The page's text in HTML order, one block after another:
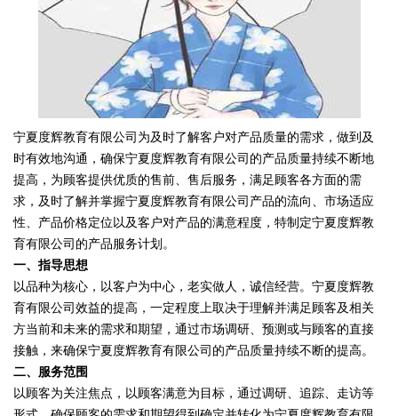
宁夏度辉教育有限公司为及时了解客户对产品质量的需求，做到及
时有效地沟通，确保宁夏度辉教育有限公司的产品质量持续不断地
提高，为顾客提供优质的售前、售后服务，满足顾客各方面的需
求，及时了解并掌握宁夏度辉教育有限公司产品的流向、市场适应
性、产品价格定位以及客户对产品的满意程度，特制定宁夏度辉教
育有限公司的产品服务计划。
一、指导思想
以品种为核心，以客户为中心，老实做人，诚信经营。宁夏度辉教
育有限公司效益的提高，一定程度上取决于理解并满足顾客及相关
方当前和未来的需求和期望，通过市场调研、预测或与顾客的直接
接触，来确保宁夏度辉教育有限公司的产品质量持续不断的提高。
二、服务范围
以顾客为关注焦点，以顾客满意为目标，通过调研、追踪、走访等